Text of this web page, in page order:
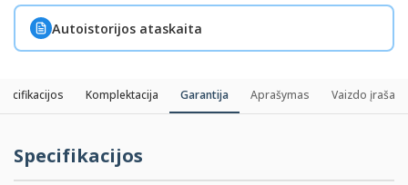
Autoistorijos ataskaita
Komplektacija Garantija Aprašymas Vaizdo įrašas
Specifikacijos